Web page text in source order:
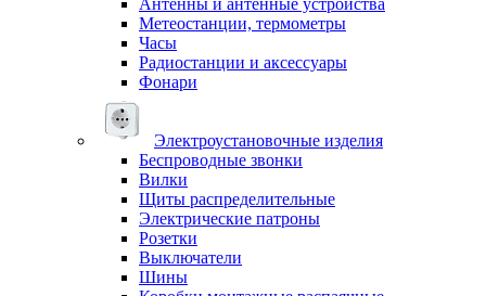
Антенны и антенные устройства
Метеостанции, термометры
Часы
Радиостанции и аксессуары
Фонари
Электроустановочные изделия
Беспроводные звонки
Вилки
Щиты распределительные
Электрические патроны
Розетки
Выключатели
Шины